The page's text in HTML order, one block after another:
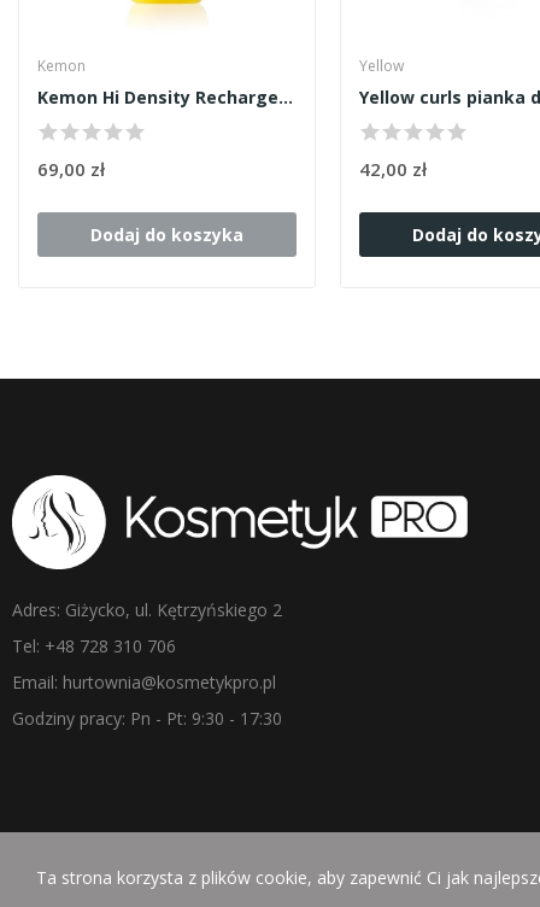
Kemon
Kemon Hi Density Recharge spray 200ml
69,00 zł
Dodaj do koszyka
Yellow
42,00 zł
Dodaj do
Adres: Giżycko, ul. Kętrzyńskiego 2
Tel: +48 728 310 706
Email: hurtownia@kosmetykpro.pl
Godziny pracy: Pn - Pt: 9:30 - 17:30
Copyright © KosmetykPro. Wszelkie prawa zastrzeżone. |
Ta strona korzysta z plików cookie, aby zapewnić Ci jak